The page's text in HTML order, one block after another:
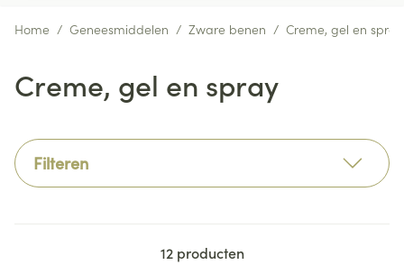
Home / Geneesmiddelen / Zware benen / Creme, gel en spray
Creme, gel en spray
Filteren
12producten